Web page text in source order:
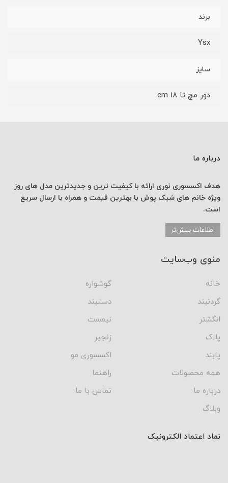
برند
Ysx
سایز
دور مچ تا 18 cm
درباره ما
هدف اکسسوری نوری ارائه با کیفیت ترین و جدیدترین مدل های روز
ویژه خانم های شیک پوش با بهترین قیمت و همراه با ارسال سریع
است.
اطلاعات بیش‌تر
منوی وب‌سایت
خانه
گوشواره
گردنبند
دستبند
انگشتر
نیمست
پلاک
زنجیر
پابند
اکسسوری مو
همه محصولات
راهنما
درباره ما
تماس با ما
وبلاگ
نماد اعتماد الکترونیک